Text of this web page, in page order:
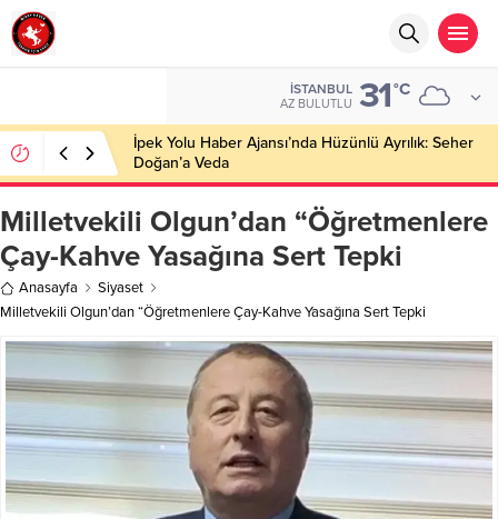
İSTANBUL
AZ BULUTLU 31°C
İpek Yolu Haber Ajansı’nda Hüzünlü Ayrılık: Seher
Doğan’a Veda
Milletvekili Olgun’dan “Öğretmenlere
Çay-Kahve Yasağına Sert Tepki
Anasayfa
Siyaset
Milletvekili Olgun’dan “Öğretmenlere Çay-Kahve Yasağına Sert Tepki